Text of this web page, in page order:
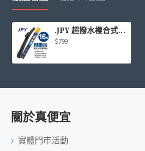
.JPY 超撥水複合式矽膠雨刷(日本MITA鍍膜膠條) 16吋(400mm)單支
$799
關於真便宜
實體門市活動